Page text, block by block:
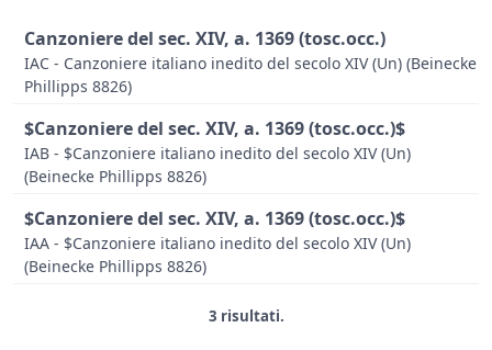
Canzoniere del sec. XIV, a. 1369 (tosc.occ.)
IAC - Canzoniere italiano inedito del secolo XIV (Un) (Beinecke
Phillipps 8826)
$Canzoniere del sec. XIV, a. 1369 (tosc.occ.)$
IAB - $Canzoniere italiano inedito del secolo XIV (Un)
(Beinecke Phillipps 8826)
$Canzoniere del sec. XIV, a. 1369 (tosc.occ.)$
IAA - $Canzoniere italiano inedito del secolo XIV (Un)
(Beinecke Phillipps 8826)
3 risultati.